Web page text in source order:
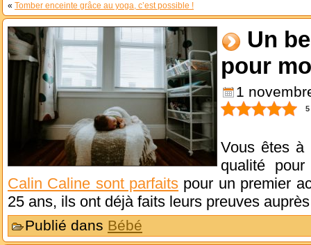
« Tomber enceinte grâce au yoga, c’est possible !
Un
pour
1
5
Vous êtes à
qualité
Calin Caline sont parfaits pour un premier
25 ans, ils ont déjà faits leurs preuves
Publié dans Bébé